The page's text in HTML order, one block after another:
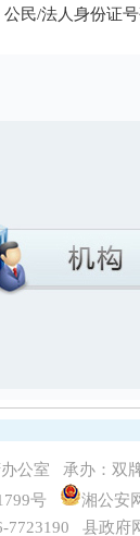
公民/法人身份证